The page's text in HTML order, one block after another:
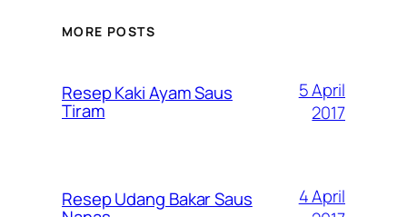
MORE POSTS
Resep Kaki Ayam Saus
Tiram
5 April
2017
Resep Udang Bakar Saus
4 April